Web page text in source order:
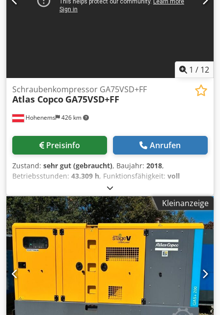
erhalten.
1 / 12
Hohenems 426 km
Schraubenkompressor GA75VSD+FF
Atlas Copco GA75VSD+FF
Preisinfo Anrufen
Zustand: sehr gut (gebraucht), Baujahr: 2018,
Betriebsstunden: 43.309 h, Funktionsfähigkeit: voll
, Schraubenkompressor Atlas Copco
GA75VSD+FF Umrichter und Trockner integriert 75 kW
12.75 bar Codpfx Ajzp Urwem Horf 15.50 m3/min Baujahr:
2018 Betriebsstunden: 43.309
Kleinanzeige